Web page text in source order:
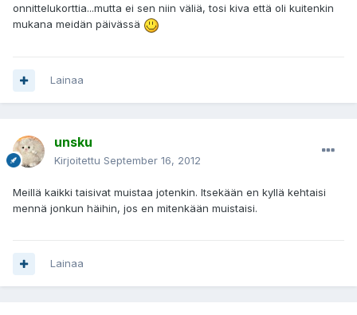
onnittelukorttia...mutta ei sen niin väliä, tosi kiva että oli kuitenkin
mukana meidän päivässä
Lainaa
unsku
Kirjoitettu September 16, 2012
Meillä kaikki taisivat muistaa jotenkin. Itsekään en kyllä kehtaisi
mennä jonkun häihin, jos en mitenkään muistaisi.
Lainaa